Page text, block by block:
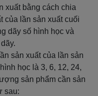
xuất bằng cách chia
của lần sản xuất cuối
dãy số hình học và
sản xuất của lần sản
học là 3, 6, 12, 24,
sản phẩm cần sản
sau: